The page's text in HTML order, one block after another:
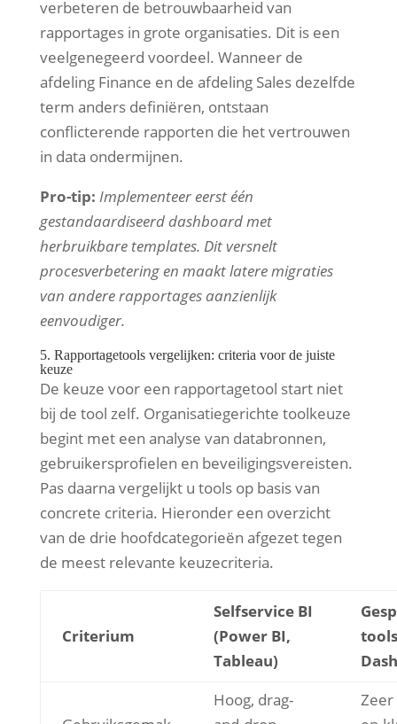
verbeteren de betrouwbaarheid van
rapportages in grote organisaties. Dit is een
veelgenegeerd voordeel. Wanneer de
afdeling Finance en de afdeling Sales dezelfde
term anders definiëren, ontstaan
conflicterende rapporten die het vertrouwen
in data ondermijnen.
Pro-tip: Implementeer eerst één
gestandaardiseerd dashboard met
herbruikbare templates. Dit versnelt
procesverbetering en maakt latere migraties
van andere rapportages aanzienlijk
eenvoudiger.
5. Rapportagetools vergelijken: criteria voor de juiste
keuze
De keuze voor een rapportagetool start niet
bij de tool zelf. Organisatiegerichte toolkeuze
begint met een analyse van databronnen,
gebruikersprofielen en beveiligingsvereisten.
Pas daarna vergelijkt u tools op basis van
concrete criteria. Hieronder een overzicht
van de drie hoofdcategorieën afgezet tegen
de meest relevante keuzecriteria.
Criterium
Selfservice BI
(Power BI,
Tableau)
Hoog, drag-
Zeer